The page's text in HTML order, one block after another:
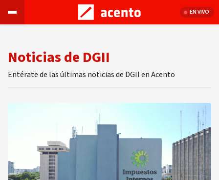
EN VIVO
Noticias de DGII
Entérate de las últimas noticias de DGII en Acento